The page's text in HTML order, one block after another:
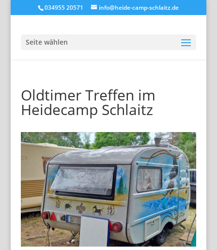
034955 20571 info@heide-camp-schlaitz.de
Seite wählen
Oldtimer Treffen im
Heidecamp Schlaitz